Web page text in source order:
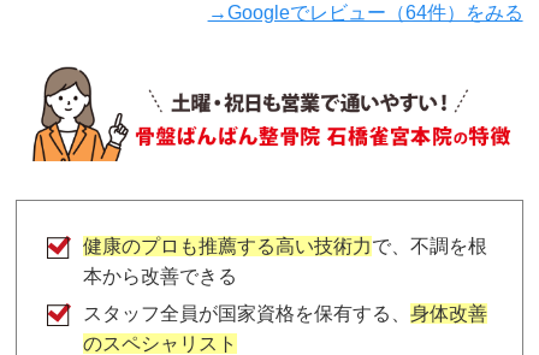
→Googleでレビュー（64件）をみる
健康のプロも推薦する高い技術力で、不調を根
本から改善できる
スタッフ全員が国家資格を保有する、身体改善
のスペシャリスト